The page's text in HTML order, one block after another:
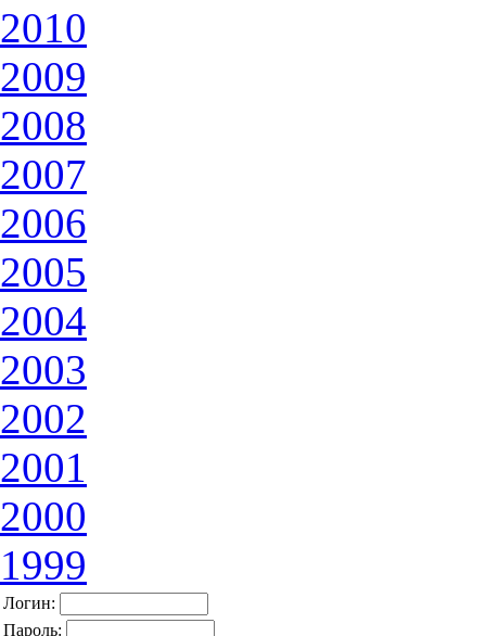
2010
2009
2008
2007
2006
2005
2004
2003
2002
2001
2000
1999
Логин:
Пароль: